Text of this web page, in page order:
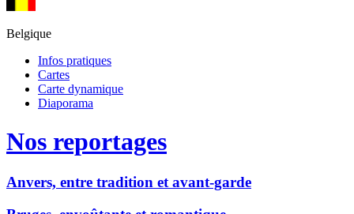
Belgique
Infos pratiques
Cartes
Carte dynamique
Diaporama
Nos reportages
Anvers, entre tradition et avant-garde